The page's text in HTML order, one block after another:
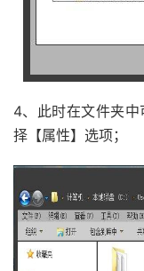
4、此时在文件夹
择【属性】选项；